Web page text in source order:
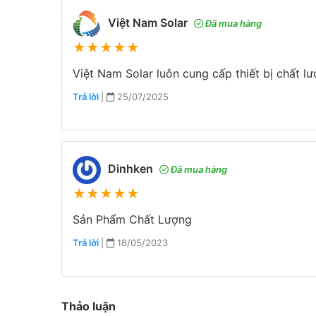
Việt Nam Solar Đã mua hàng
★★★★★
Việt Nam Solar luôn cung cấp thiết bị chất
Trả lời 25/07/2025
Dinhken Đã mua hàng
★★★★★
Sản Phẩm Chất Lượng
Trả lời 18/05/2023
Thảo luận